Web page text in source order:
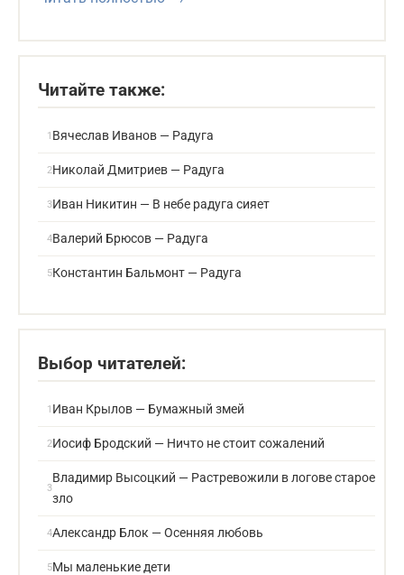
Читайте также:
Вячеслав Иванов — Радуга
Николай Дмитриев — Радуга
Иван Никитин — В небе радуга сияет
Валерий Брюсов — Радуга
Константин Бальмонт — Радуга
Выбор читателей:
Иван Крылов — Бумажный змей
Иосиф Бродский — Ничто не стоит сожалений
Владимир Высоцкий — Растревожили в логове старое
зло
Александр Блок — Осенняя любовь
Мы маленькие дети